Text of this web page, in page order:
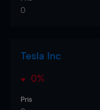
0
Tesla Inc
0%
Pris